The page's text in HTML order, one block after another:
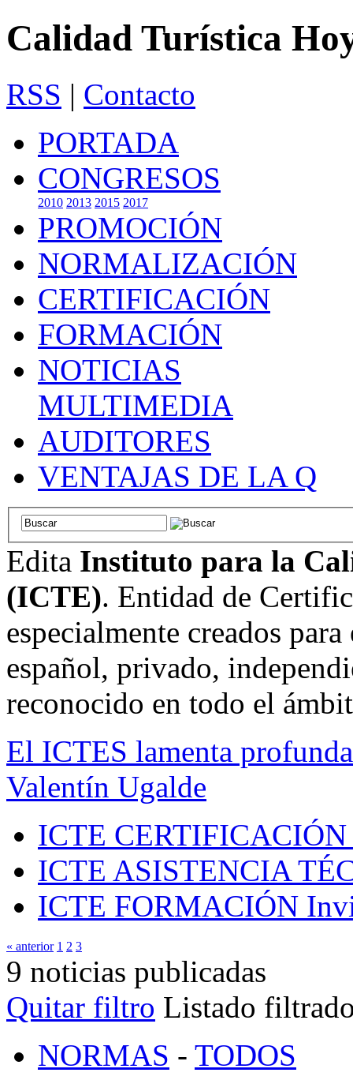
Calidad Turística
RSS | Contacto
PORTADA
CONGRESOS
2010 2013 2015 2017
PROMOCIÓN
NORMALIZACIÓN
CERTIFICACIÓN
FORMACIÓN
NOTICIAS
MULTIMEDIA
AUDITORES
VENTAJAS DE LA Q
Edita Instituto para la
(ICTE). Entidad de
especialmente creados
español, privado,
reconocido en todo el
El ICTES lamenta
Valentín Ugalde
ICTE CERTIFICACIÓN
ICTE ASISTENCIA
ICTE FORMACIÓN
« anterior 1 2 3
9 noticias publicadas
Quitar filtro Listado
NORMAS - TODOS